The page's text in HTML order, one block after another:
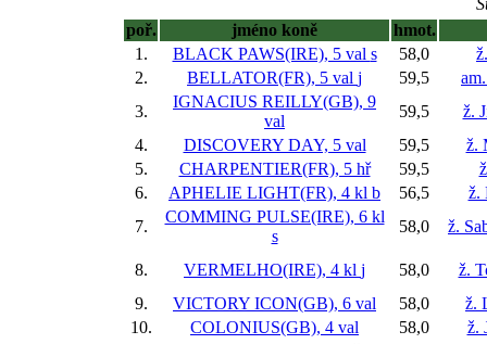
poř.
jméno koně
hmot.
1.
BLACK PAWS(IRE), 5 val s 58,0
2.
BELLATOR(FR), 5 val j 59,5
3.
IGNACIUS REILLY(GB), 9
val
59,5
ž.
4.
DISCOVERY DAY, 5 val 59,5
ž.
5.
CHARPENTIER(FR), 5 hř 59,5
6.
APHELIE LIGHT(FR), 4 kl b 56,5
ž.
7.
COMMING PULSE(IRE), 6 kl
s
58,0 ž.
8. VERMELHO(IRE), 4 kl j 58,0
ž.
9.
VICTORY ICON(GB), 6 val 58,0
ž.
10.
COLONIUS(GB), 4 val 58,0
ž.